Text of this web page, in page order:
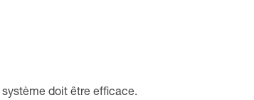
doit être efficace.